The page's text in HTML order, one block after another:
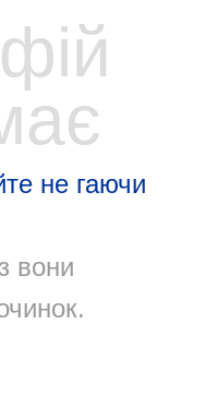
не гаючи
вони